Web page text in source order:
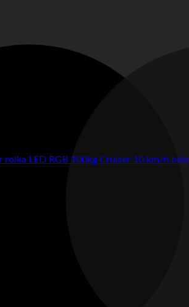
LED RGB 100kg Cruiser 10 km/h bela